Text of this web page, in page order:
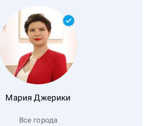
Мария Джерики
Все города